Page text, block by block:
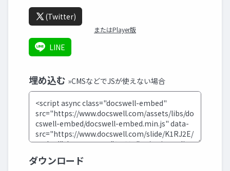
(Twitter)
またはPlayer版
LINE
埋め込む »CMSなどでJSが使えない場合
ダウンロード